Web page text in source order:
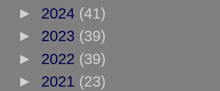
► 2024 (41)
► 2023 (39)
► 2022 (39)
► 2021 (23)